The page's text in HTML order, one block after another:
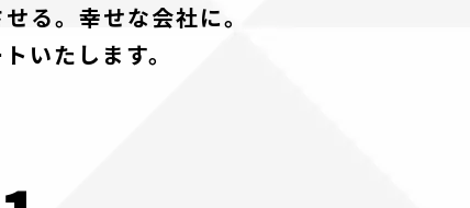
る。幸せな会社に。
いたします。